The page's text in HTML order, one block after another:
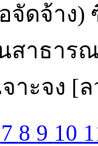
จัดจ้าง)
สาธาร
าะจง [
7 8 9 10